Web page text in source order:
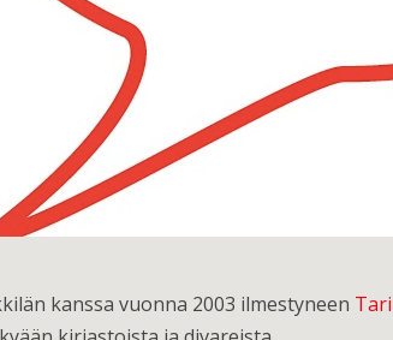
kanssa vuonna 2003 ilmestyneen